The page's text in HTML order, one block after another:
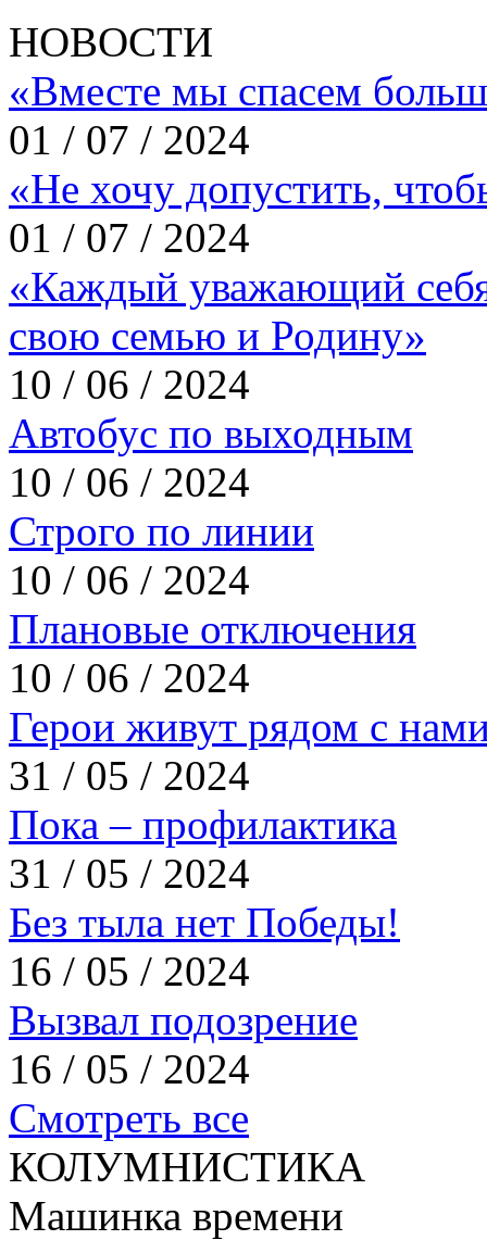
НОВОСТИ
«Вместе мы спасем
01 / 07 / 2024
«Не хочу допустить,
01 / 07 / 2024
«Каждый уважающий
свою семью и Родину»
10 / 06 / 2024
Автобус по выходным
10 / 06 / 2024
Строго по линии
10 / 06 / 2024
Плановые отключения
10 / 06 / 2024
Герои живут рядом с
31 / 05 / 2024
Пока – профилактика
31 / 05 / 2024
Без тыла нет Победы!
16 / 05 / 2024
Вызвал подозрение
16 / 05 / 2024
Смотреть все
КОЛУМНИСТИКА
Машинка времени